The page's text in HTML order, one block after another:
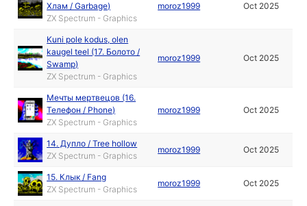
Хлам / Garbage)
ZX Spectrum - Graphics
moroz1999 Oct 2025
Kuni pole kodus, olen
kaugel teel (17. Болото /
Swamp)
ZX Spectrum - Graphics
moroz1999 Oct 2025
Мечты мертвецов (16.
Телефон / Phone)
ZX Spectrum - Graphics
moroz1999 Oct 2025
14. Дупло / Tree hollow
ZX Spectrum - Graphics
moroz1999 Oct 2025
15. Клык / Fang
ZX Spectrum - Graphics
moroz1999 Oct 2025